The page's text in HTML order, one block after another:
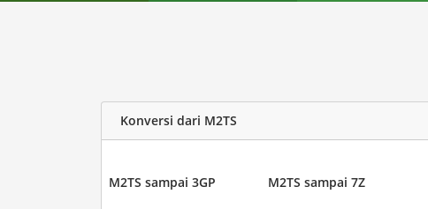
Konversi dari M2TS
M2TS sampai 3GP M2TS sampai 7Z